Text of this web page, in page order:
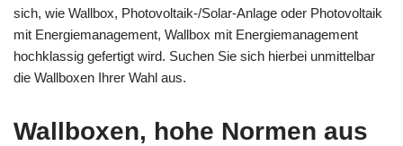
sich, wie Wallbox, Photovoltaik-/Solar-Anlage oder Photovoltaik
mit Energiemanagement, Wallbox mit Energiemanagement
hochklassig gefertigt wird. Suchen Sie sich hierbei unmittelbar
die Wallboxen Ihrer Wahl aus.
Wallboxen, hohe Normen aus